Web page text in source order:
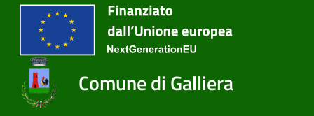
Comune di Galliera